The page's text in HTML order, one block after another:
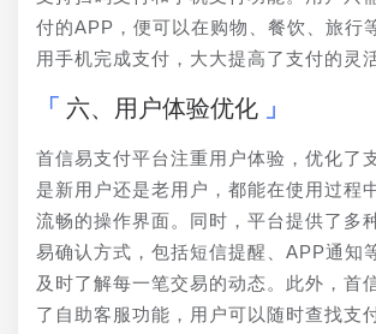
付的APP，便可以在购物、餐饮、旅行
用手机完成支付，大大提高了支付的灵
六、用户体验优化
首信易支付平台注重用户体验，优化了
是新用户还是老用户，都能在使用过程
流畅的操作界面。同时，平台提供了多
易确认方式，包括短信提醒、APP通知
及时了解每一笔交易的动态。此外，首
了自助客服功能，用户可以随时查找支